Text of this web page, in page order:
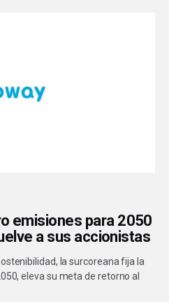
emisiones para 2050
a sus accionistas
la surcoreana fija la
eleva su meta de retorno al